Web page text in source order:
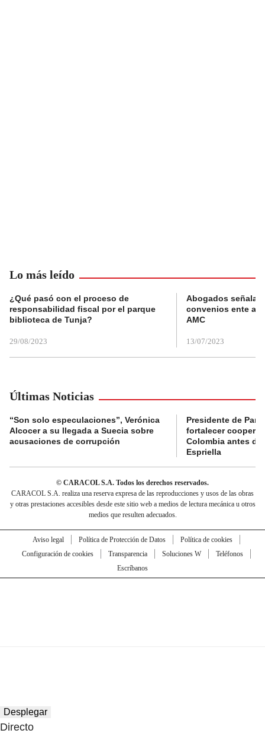
Lo más leído
¿Qué pasó con el proceso de
responsabilidad fiscal por el parque
biblioteca de Tunja?
29/08/2023
Abogados
convenios ente
AMC
13/07/2023
Últimas Noticias
“Son solo especulaciones”, Verónica
Alcocer a su llegada a Suecia sobre
acusaciones de corrupción
Presidente de
fortalecer
Colombia antes de
Espriella
© CARACOL S.A. Todos los derechos reservados.
CARACOL S.A. realiza una reserva expresa de las reproducciones y usos de las obras
y otras prestaciones accesibles desde este sitio web a medios de lectura mecánica u otros
medios que resulten adecuados.
Aviso legal Política de Protección de Datos
Política de cookies
Configuración de cookies
Transparencia Soluciones W
Teléfonos
Escríbanos
Desplegar
Directo